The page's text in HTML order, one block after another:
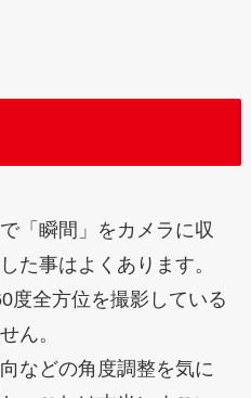
「瞬間」をカメラに収
た事はよくあります。
度全方位を撮影している
ん。
などの角度調整を気に